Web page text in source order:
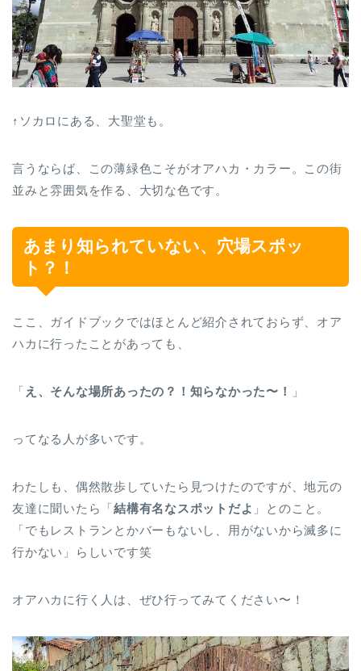
↑ソカロにある、大聖堂も。
言うならば、この薄緑色こそがオアハカ・カラー。この街
並みと雰囲気を作る、大切な色です。
あまり知られていない、穴場スポッ
ト？！
ここ、ガイドブックではほとんど紹介されておらず、オア
ハカに行ったことがあっても、
「 え、そんな場所あったの？！知らなかった〜！ 」
ってなる人が多いです。
わたしも、偶然散歩していたら見つけたのですが、地元の
友達に聞いたら「結構有名なスポットだよ 」とのこと。
「でもレストランとかバーもないし、用がないから滅多に
行かない」らしいです笑
オアハカに行く人は、ぜひ行ってみてください〜！